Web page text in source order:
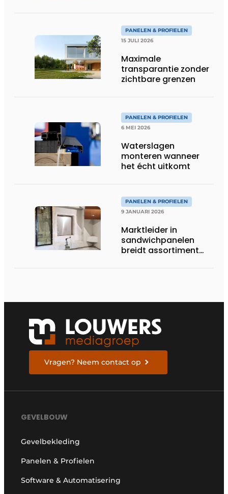
PANELEN & PROFIELEN
15 JULI 2026
Maximale
transparantie zonder
zichtbare grenzen
PANELEN & PROFIELEN
6 MEI 2026
Waterslagen
monteren wanneer
het écht uitkomt
PANELEN & PROFIELEN
9 JANUARI 2026
Marktleider in
sandwichpanelen
breidt assortiment
Vragen? Neem contact op
GEVELBOUW
Gevelbekleding
Panelen & Profielen
Software & Automatisering